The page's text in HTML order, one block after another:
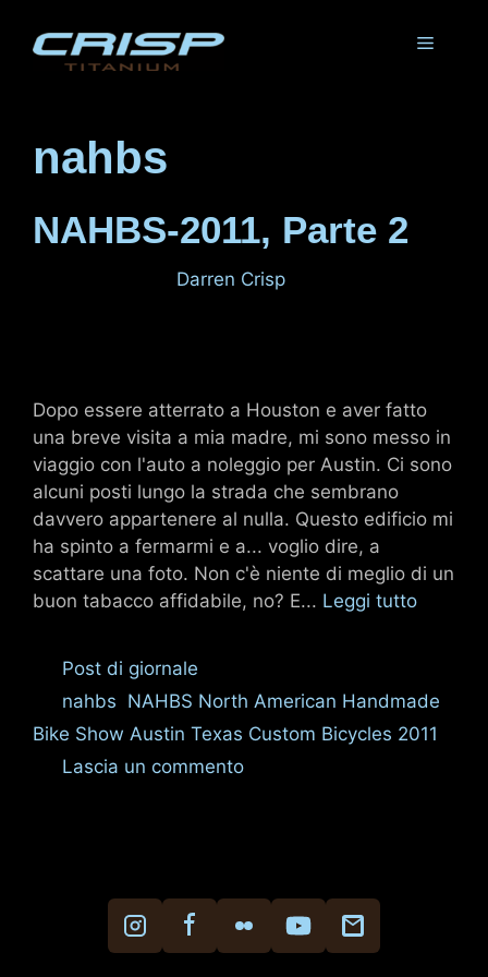
contenuto
Menu
nahbs
NAHBS-2011, Parte 2
Darren Crisp
Dopo essere atterrato a Houston e aver fatto
una breve visita a mia madre, mi sono messo in
viaggio con l'auto a noleggio per Austin. Ci sono
alcuni posti lungo la strada che sembrano
davvero appartenere al nulla. Questo edificio mi
ha spinto a fermarmi e a... voglio dire, a
scattare una foto. Non c'è niente di meglio di un
buon tabacco affidabile, no? E... Leggi tutto
Categorie
Post di giornale
Tag
nahbs NAHBS North American Handmade
Bike Show Austin Texas Custom Bicycles 2011
Lascia un commento